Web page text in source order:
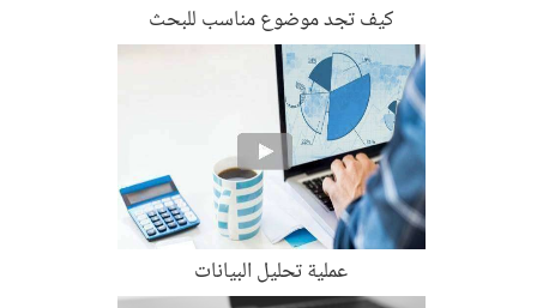
كيف تجد موضوع مناسب للبحث
عملية تحليل البيانات